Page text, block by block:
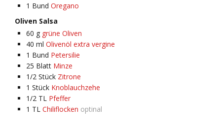
1 Bund Oregano
Oliven Salsa
60 g grüne Oliven
40 ml Olivenöl extra vergine
1 Bund Petersilie
25 Blatt Minze
1/2 Stück Zitrone
1 Stück Knoblauchzehe
1/2 TL Pfeffer
1 TL Chiliflocken optinal